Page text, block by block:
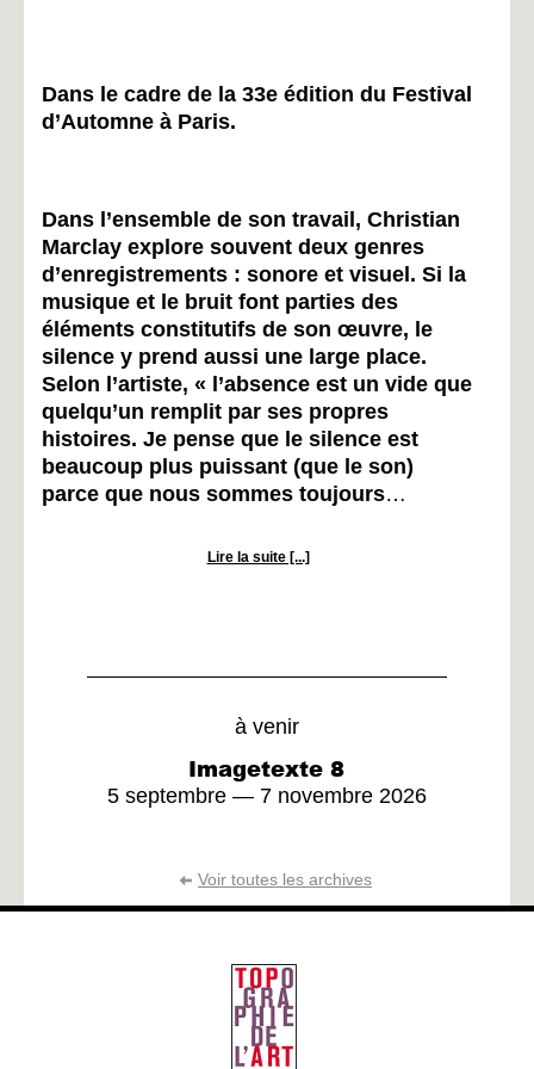
Dans le cadre de la 33e édition du Festival
d’Automne à Paris.
Dans l’ensemble de son travail, Christian
Marclay explore souvent deux genres
d’enregistrements : sonore et visuel. Si la
musique et le bruit font parties des
éléments constitutifs de son œuvre, le
silence y prend aussi une large place.
Selon l’artiste, « l’absence est un vide que
quelqu’un remplit par ses propres
histoires. Je pense que le silence est
beaucoup plus puissant (que le son)
parce que nous sommes toujours…
Lire la suite [...]
à venir
Imagetexte 8
5 septembre — 7 novembre 2026
Voir toutes les archives